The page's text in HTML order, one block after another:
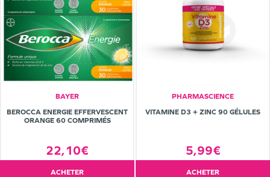
BAYER
BEROCCA ENERGIE EFFERVESCENT
ORANGE 60 COMPRIMÉS
22,10€
ACHETER
PHARMASCIENCE
VITAMINE D3 + ZINC 90 GÉLULES
5,99€
ACHETER